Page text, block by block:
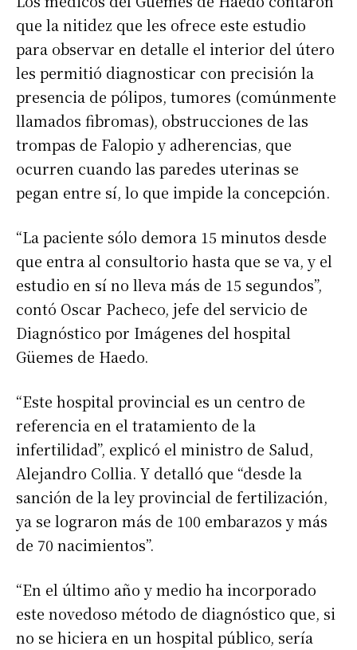
que la nitidez que les ofrece este estudio
para observar en detalle el interior del útero
les permitió diagnosticar con precisión la
presencia de pólipos, tumores (comúnmente
llamados fibromas), obstrucciones de las
trompas de Falopio y adherencias, que
ocurren cuando las paredes uterinas se
pegan entre sí, lo que impide la concepción.
“La paciente sólo demora 15 minutos desde
que entra al consultorio hasta que se va, y el
estudio en sí no lleva más de 15 segundos”,
contó Oscar Pacheco, jefe del servicio de
Diagnóstico por Imágenes del hospital
Güemes de Haedo.
“Este hospital provincial es un centro de
referencia en el tratamiento de la
infertilidad”, explicó el ministro de Salud,
Alejandro Collia. Y detalló que “desde la
sanción de la ley provincial de fertilización,
ya se lograron más de 100 embarazos y más
de 70 nacimientos”.
“En el último año y medio ha incorporado
este novedoso método de diagnóstico que, si
no se hiciera en un hospital público, sería